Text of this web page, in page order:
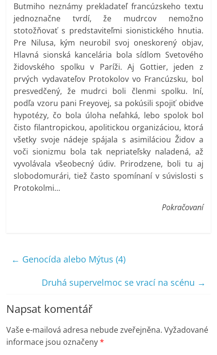
Butmiho neznámy prekladateľ francúzskeho textu
jednoznačne tvrdí, že mudrcov nemožno
stotožňovať s predstaviteľmi sionistického hnutia.
Pre Nilusa, kým neurobil svoj oneskorený objav,
Hlavná sionská kancelária bola sídlom Svetového
židovského spolku v Paríži. Aj Gottier, jeden z
prvých vydavateľov Protokolov vo Francúzsku, bol
presvedčený, že mudrci boli členmi spolku. Iní,
podľa vzoru pani Freyovej, sa pokúsili spojiť obidve
hypotézy, čo bola úloha neľahká, lebo spolok bol
čisto filantropickou, apolitickou organizáciou, ktorá
všetky svoje nádeje spájala s asimiláciou Židov a
voči sionizmu bola tak nepriateľsky naladená, až
vyvolávala všeobecný údiv. Prirodzene, boli tu aj
slobodomurári, tiež často spomínaní v súvislosti s
Protokolmi…
Pokračovaní
← Genocída alebo Mýtus (4)
Druhá supervelmoc se vrací na scénu →
Napsat komentář
Vaše e-mailová adresa nebude zveřejněna. Vyžadované
informace jsou označeny*